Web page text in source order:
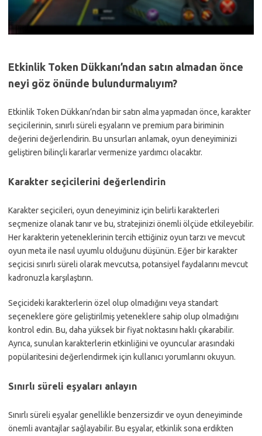
Etkinlik Token Dükkanı’ndan satın almadan önce
neyi göz önünde bulundurmalıyım?
Etkinlik Token Dükkanı’ndan bir satın alma yapmadan önce, karakter
seçicilerinin, sınırlı süreli eşyaların ve premium para biriminin
değerini değerlendirin. Bu unsurları anlamak, oyun deneyiminizi
geliştiren bilinçli kararlar vermenize yardımcı olacaktır.
Karakter seçicilerini değerlendirin
Karakter seçicileri, oyun deneyiminiz için belirli karakterleri
seçmenize olanak tanır ve bu, stratejinizi önemli ölçüde etkileyebilir.
Her karakterin yeteneklerinin tercih ettiğiniz oyun tarzı ve mevcut
oyun meta ile nasıl uyumlu olduğunu düşünün. Eğer bir karakter
seçicisi sınırlı süreli olarak mevcutsa, potansiyel faydalarını mevcut
kadronuzla karşılaştırın.
Seçicideki karakterlerin özel olup olmadığını veya standart
seçeneklere göre geliştirilmiş yeteneklere sahip olup olmadığını
kontrol edin. Bu, daha yüksek bir fiyat noktasını haklı çıkarabilir.
Ayrıca, sunulan karakterlerin etkinliğini ve oyuncular arasındaki
popülaritesini değerlendirmek için kullanıcı yorumlarını okuyun.
Sınırlı süreli eşyaları anlayın
Sınırlı süreli eşyalar genellikle benzersizdir ve oyun deneyiminde
önemli avantajlar sağlayabilir. Bu eşyalar, etkinlik sona erdikten